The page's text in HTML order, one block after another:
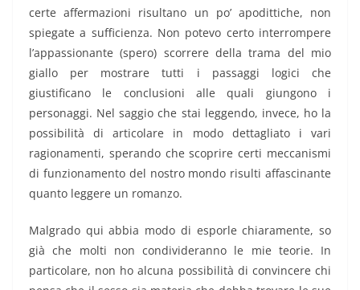
certe affermazioni risultano un po’ apodittiche, non
spiegate a sufficienza. Non potevo certo interrompere
l’appassionante (spero) scorrere della trama del mio
giallo per mostrare tutti i passaggi logici che
giustificano le conclusioni alle quali giungono i
personaggi. Nel saggio che stai leggendo, invece, ho la
possibilità di articolare in modo dettagliato i vari
ragionamenti, sperando che scoprire certi meccanismi
di funzionamento del nostro mondo risulti affascinante
quanto leggere un romanzo.
Malgrado qui abbia modo di esporle chiaramente, so
già che molti non condivideranno le mie teorie. In
particolare, non ho alcuna possibilità di convincere chi